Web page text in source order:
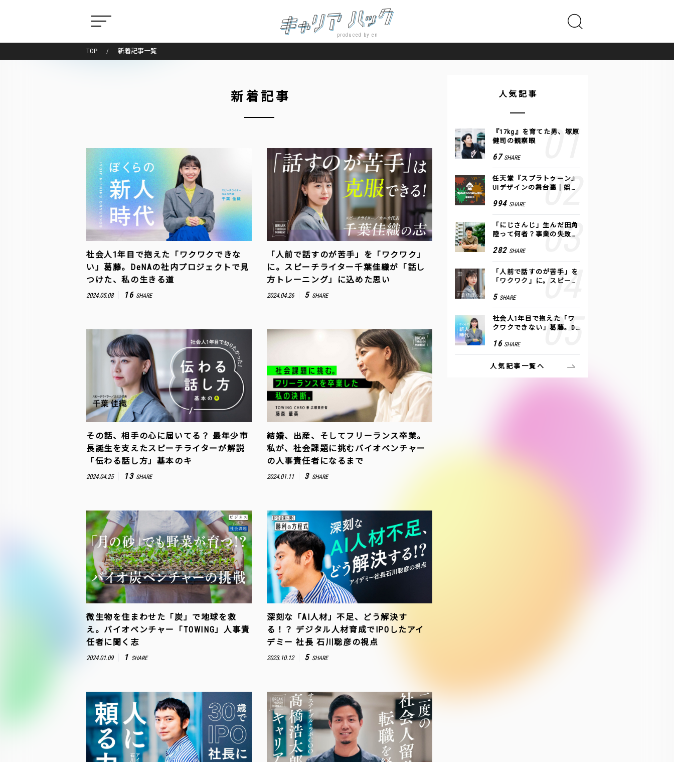
produced by en
TOP 新着記事一覧
新着記事
社会人1年目で抱えた「ワクワクできな
い」葛藤。DeNAの社内プロジェクトで見
つけた、私の生きる道
2024.05.08 16 SHARE
「人前で話すのが苦手」を「ワクワク」
に。スピーチライター千葉佳織が「話し
方トレーニング」に込めた思い
2024.04.26 5 SHARE
その話、相手の心に届いてる？ 最年少市
長誕生を支えたスピーチライターが解説
「伝わる話し方」基本のキ
2024.04.25 13 SHARE
結婚、出産、そしてフリーランス卒業。
私が、社会課題に挑むバイオベンチャー
の人事責任者になるまで
2024.01.11 3 SHARE
微生物を住まわせた「炭」で地球を救
え。バイオベンチャー「TOWING」人事責
任者に聞く志
2024.01.09 1 SHARE
深刻な「AI人材」不足、どう解決す
る！？ デジタル人材育成でIPOしたアイ
デミー 社長 石川聡彦の視点
2023.10.12 5 SHARE
人気記事
『17kg』を育てた男、塚原
健司の観察眼
67 SHARE
任天堂『スプラトゥーン』
UIデザインの舞台裏｜娯楽
994 SHARE
「にじさんじ」生んだ田角
陸って何者？事業の失敗
COLOR
282 SHARE
「人前で話すのが苦手」を
「ワクワク」に。スピーチ
方トレーニング」に込めた
5 SHARE
社会人1年目で抱えた「ワ
クワクできない」葛藤。De
つけた、私の生きる道
16 SHARE
人気記事一覧へ